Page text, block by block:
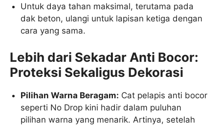
Untuk daya tahan maksimal, terutama pada
dak beton, ulangi untuk lapisan ketiga dengan
cara yang sama.
Lebih dari Sekadar Anti Bocor:
Proteksi Sekaligus Dekorasi
Pilihan Warna Beragam: Cat pelapis anti bocor
seperti No Drop kini hadir dalam puluhan
pilihan warna yang menarik. Artinya, setelah